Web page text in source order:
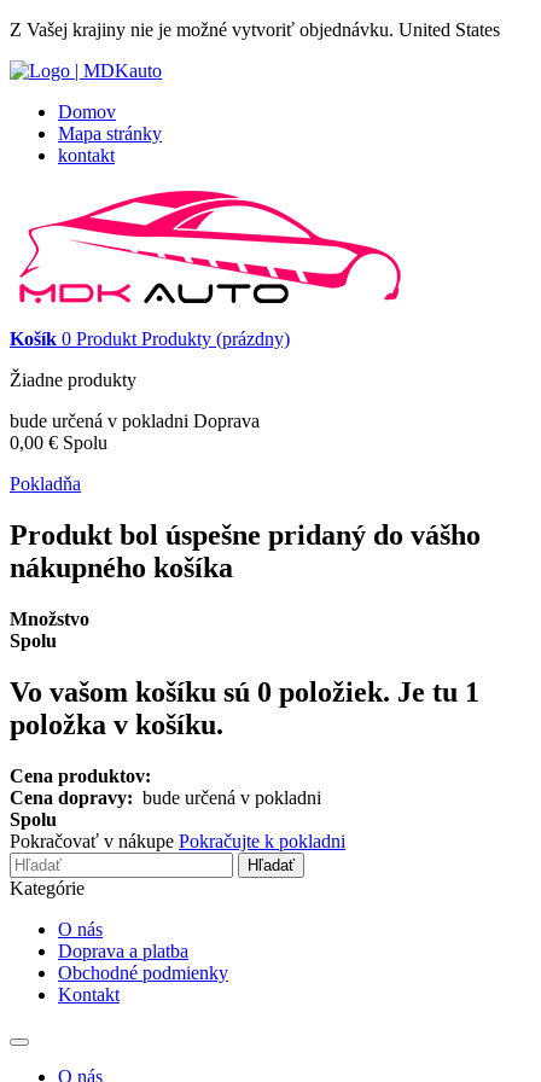
Z Vašej krajiny nie je možné vytvoriť objednávku. United States
Domov
Mapa stránky
kontakt
Košík 0 Produkt Produkty (prázdny)
Žiadne produkty
bude určená v pokladni Doprava
0,00 € Spolu
Pokladňa
Produkt bol úspešne pridaný do vášho
nákupného košíka
Množstvo
Spolu
Vo vašom košíku sú 0 položiek. Je tu 1
položka v košíku.
Cena produktov:
Cena dopravy: bude určená v pokladni
Spolu
Pokračovať v nákupe Pokračujte k pokladni
Hľadať
Kategórie
O nás
Doprava a platba
Obchodné podmienky
Kontakt
Toggle
navigationO nás